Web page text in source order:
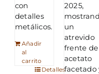
con
detalles
metálicos.
Añadir
al
carrito
Detalles
2025,
un
atrevido
frente de
acetato
facetado